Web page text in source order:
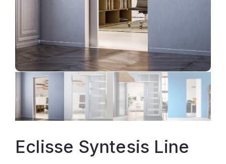
Eclisse Syntesis Line